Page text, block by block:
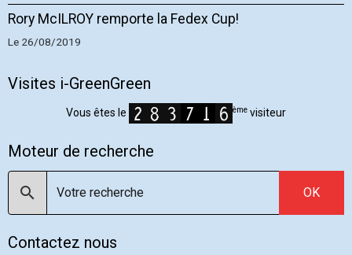
Rory McILROY remporte la Fedex Cup!
Le 26/08/2019
Visites i-GreenGreen
Vous êtes le ème visiteur
Moteur de recherche
OK
Contactez nous